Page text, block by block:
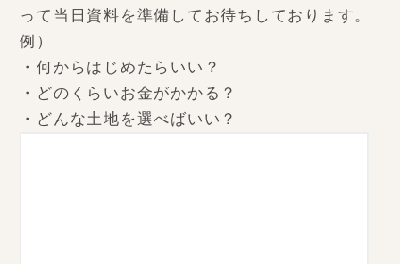
って当日資料を準備してお待ちしております。
例）
・何からはじめたらいい？
・どのくらいお金がかかる？
・どんな土地を選べばいい？